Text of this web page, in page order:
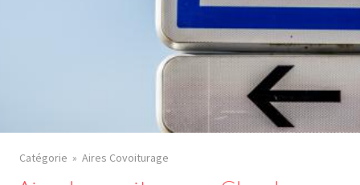
Catégorie Aires Covoiturage